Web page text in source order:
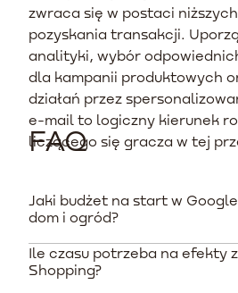
zwraca się w postaci
pozyskania transakcji.
analityki, wybór
dla kampanii produktowych
działań przez
e-mail to logiczny kierunek
liczącego się gracza w tej
FAQ
Jaki budżet na start w
dom i ogród?
Minimalny rekomendowany
Ile czasu potrzeba na efekty
Shopping?